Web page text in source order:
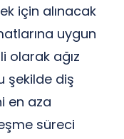
için alınacak
uygun
olarak ağız
şekilde diş
en aza
süreci